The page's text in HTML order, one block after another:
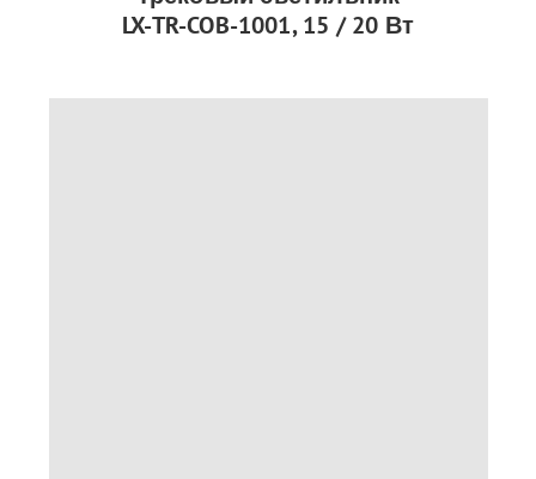
LX-TR-COB-1001, 15 / 20 Вт